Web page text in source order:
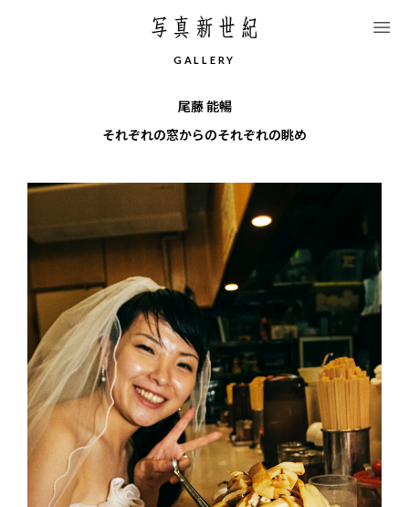
G ALL E RY
尾藤 能暢
それぞれの窓からのそれぞれの眺め